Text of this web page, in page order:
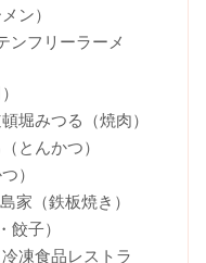
ン）
ンフリーラーメ
堀みつる（焼肉）
とんかつ）
）
家（鉄板焼き）
子）
凍食品レストラ